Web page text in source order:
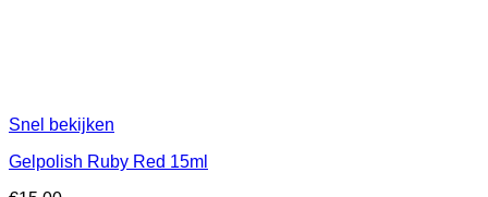
Snel bekijken
Gelpolish Ruby Red 15ml